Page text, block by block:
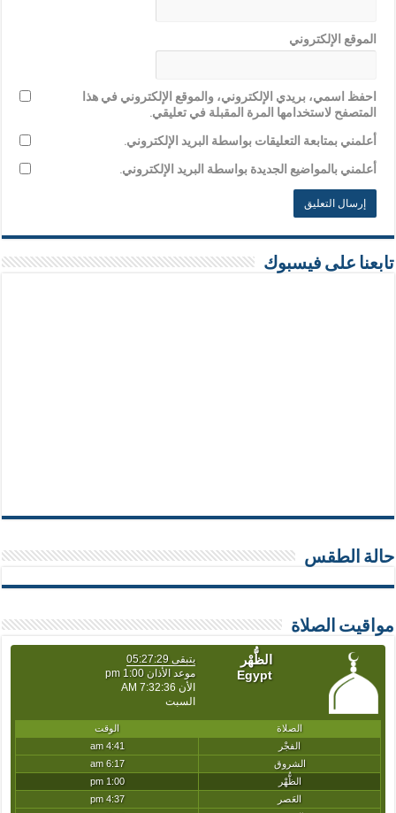
الموقع الإلكتروني
احفظ اسمي، بريدي الإلكتروني، والموقع الإلكتروني في هذا
المتصفح لاستخدامها المرة المقبلة في تعليقي.
أعلمني بمتابعة التعليقات بواسطة البريد الإلكتروني.
أعلمني بالمواضيع الجديدة بواسطة البريد الإلكتروني.
تابعنا على فيسبوك
حالة الطقس
مواقيت الصلاة